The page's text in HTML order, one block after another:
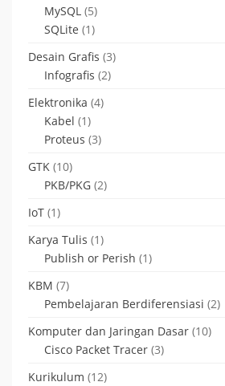
MySQL (5)
SQLite (1)
Desain Grafis (3)
Infografis (2)
Elektronika (4)
Kabel (1)
Proteus (3)
GTK (10)
PKB/PKG (2)
IoT (1)
Karya Tulis (1)
Publish or Perish (1)
KBM (7)
Pembelajaran Berdiferensiasi (2)
Komputer dan Jaringan Dasar (10)
Cisco Packet Tracer (3)
Kurikulum (12)